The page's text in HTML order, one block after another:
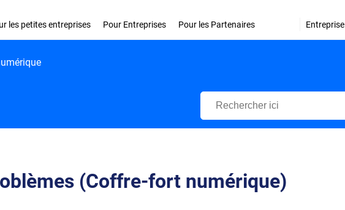
les petites entreprises Pour Entreprises Pour les Partenaires Entreprise
Centre d'Assistance Bitdefender
(Coffre-fort numérique)